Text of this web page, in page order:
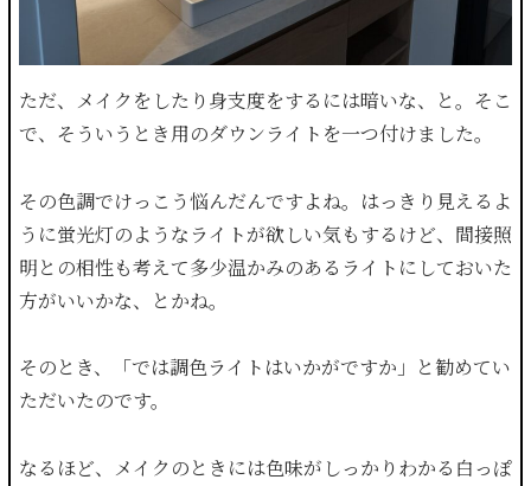
ただ、メイクをしたり身支度をするには暗いな、と。そこ
で、そういうとき用のダウンライトを一つ付けました。
その色調でけっこう悩んだんですよね。はっきり見えるよ
うに蛍光灯のようなライトが欲しい気もするけど、間接照
明との相性も考えて多少温かみのあるライトにしておいた
方がいいかな、とかね。
そのとき、「では調色ライトはいかがですか」と勧めてい
ただいたのです。
なるほど、メイクのときには色味がしっかりわかる白っぽ